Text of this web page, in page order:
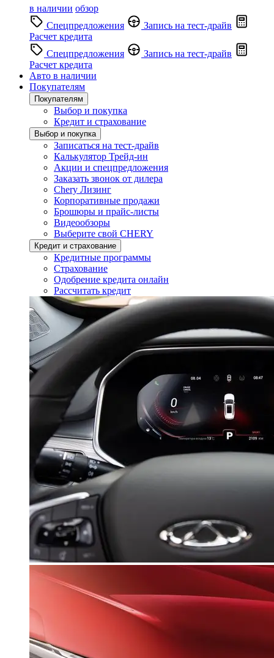
в наличии обзор
Спецпредложения
Запись на тест-драйв
Расчет кредита
Спецпредложения
Запись на тест-драйв
Расчет кредита
Авто в наличии
Покупателям
Покупателям
Выбор и покупка
Кредит и страхование
Выбор и покупка
Записаться на тест-драйв
Калькулятор Трейд-ин
Акции и спецпредложения
Заказать звонок от дилера
Chery Лизинг
Корпоративные продажи
Брошюры и прайс-листы
Видеообзоры
Выберите свой CHERY
Кредит и страхование
Кредитные программы
Страхование
Одобрение кредита онлайн
Рассчитать кредит